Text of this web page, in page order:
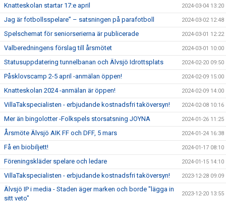
Knatteskolan startar 17:e april 2024-03-04 13:20
Jag är fotbollsspelare” – satsningen på parafotboll 2024-03-02 12:48
Spelschemat för seniorserierna är publicerade 2024-03-01 12:22
Valberedningens förslag till årsmötet 2024-03-01 10:00
Statusuppdatering tunnelbanan och Älvsjö Idrottsplats 2024-02-20 09:50
Påsklovscamp 2-5 april -anmälan öppen! 2024-02-09 15:00
Knatteskolan 2024 -anmälan är öppen! 2024-02-09 14:00
VillaTakspecialisten - erbjudande kostnadsfri taköversyn! 2024-02-08 10:16
Mer än bingolotter -Folkspels storsatsning JOYNA 2024-01-26 11:25
Årsmöte Älvsjö AIK FF och DFF, 5 mars 2024-01-24 16:38
Få en biobiljett! 2024-01-17 08:10
Föreningskläder spelare och ledare 2024-01-15 14:10
VillaTakspecialisten - erbjudande kostnadsfri taköversyn! 2023-12-28 09:09
Älvsjö IP i media - Staden äger marken och borde "lägga in
sitt veto"
2023-12-20 13:55